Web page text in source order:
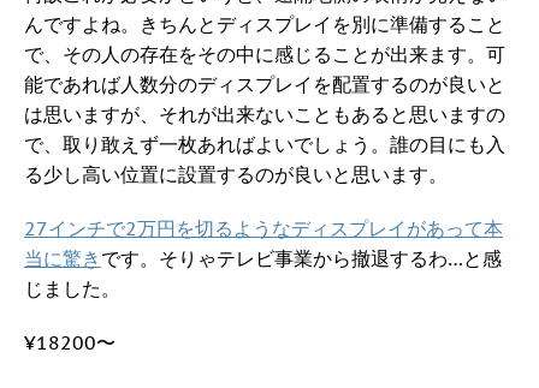
んですよね。きちんとディスプレイを別に準備すること
で、その人の存在をその中に感じることが出来ます。可
能であれば人数分のディスプレイを配置するのが良いと
は思いますが、それが出来ないこともあると思いますの
で、取り敢えず一枚あればよいでしょう。誰の目にも入
る少し高い位置に設置するのが良いと思います。
27インチで2万円を切るようなディスプレイがあって本
当に驚き です。そりゃテレビ事業から撤退するわ…と感
じました。
¥18200〜